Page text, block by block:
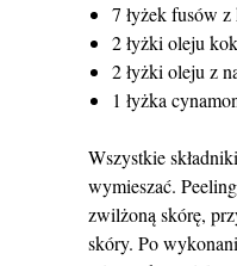
7 łyżek fusów
2 łyżki oleju
2 łyżki oleju z
1 łyżka
Wszystkie
wymieszać.
zwilżoną skórę,
skóry. Po